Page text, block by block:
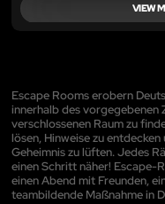
VIEW
Escape Rooms erobern
innerhalb des vorgegebenen
verschlossenen Raum zu
lösen, Hinweise zu
Geheimnis zu lüften. Jedes
einen Schritt näher! Escape-
einen Abend mit Freunden,
teambildende Maßnahme in